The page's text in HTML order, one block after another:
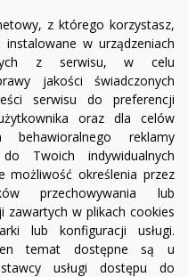
visibility
Barcelona w
zł
z którego korzystasz,
w urządzeniach
z serwisu, w celu
jakości świadczonych
serwisu do preferencji
oraz dla celów
behawioralnego reklamy
Twoich indywidualnych
możliwość określenia przez
przechowywania lub
zawartych w plikach cookies
lub konfiguracji usługi.
temat dostępne są u
usługi dostępu do